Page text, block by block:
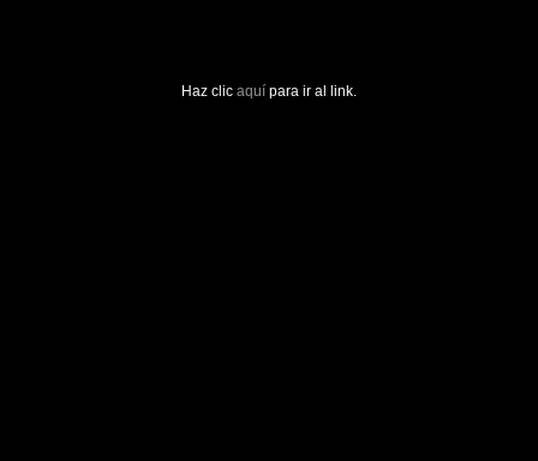
Haz clic aquí para ir al link.